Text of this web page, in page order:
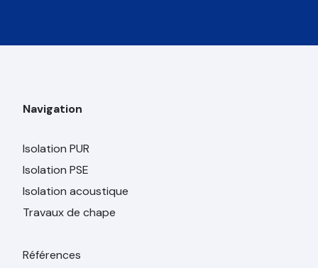
Navigation
Isolation PUR
Isolation PSE
Isolation acoustique
Travaux de chape
Références